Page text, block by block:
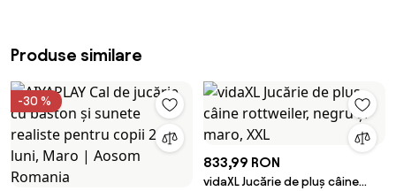
Produse similare
-30 %
833,99 RON
vidaXL Jucărie de pluș câine